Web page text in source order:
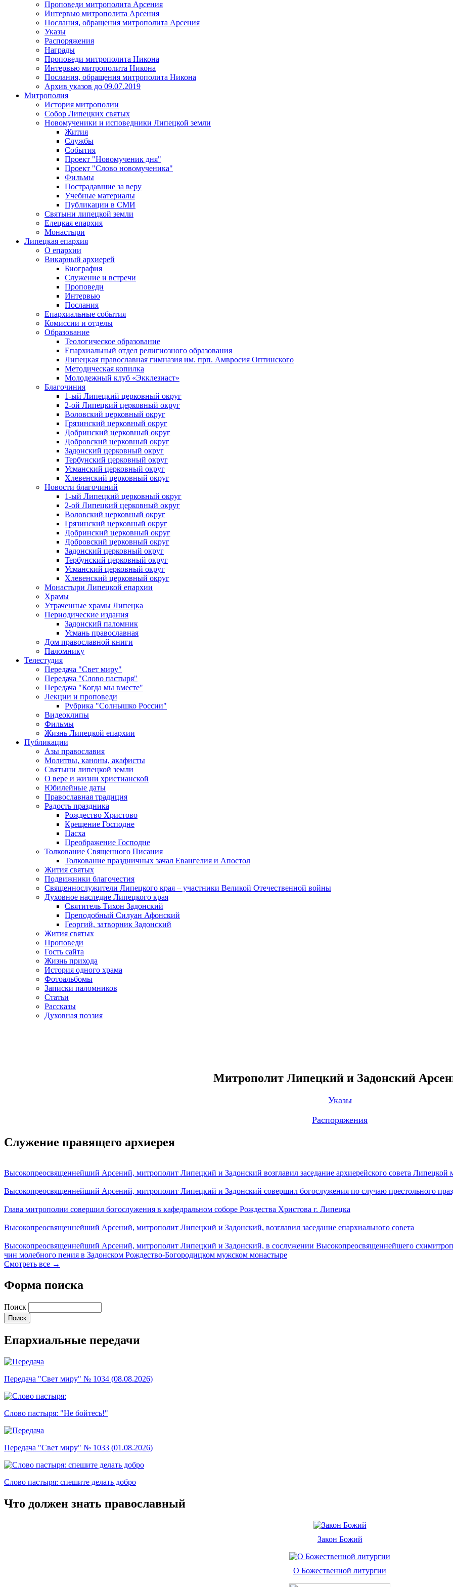
Проповеди митрополита Арсения
Интервью митрополита Арсения
Послания, обращения митрополита Арсения
Указы
Распоряжения
Награды
Проповеди митрополита Никона
Интервью митрополита Никона
Послания, обращения митрополита Никона
Архив указов до 09.07.2019
Митрополия
История митрополии
Собор Липецких святых
Новомученики и исповедники Липецкой земли
Жития
Службы
События
Проект "Новомученик дня"
Проект "Слово новомученика"
Фильмы
Пострадавшие за веру
Учебные материалы
Публикации в СМИ
Святыни липецкой земли
Елецкая епархия
Монастыри
Липецкая епархия
О епархии
Викарный архиерей
Биография
Служение и встречи
Проповеди
Интервью
Послания
Епархиальные события
Комиссии и отделы
Образование
Теологическое образование
Епархиальный отдел религиозного образования
Липецкая православная гимназия им. прп. Амвросия Оптинского
Методическая копилка
Молодежный клуб «Экклезиаст»
Благочиния
1-ый Липецкий церковный округ
2-ой Липецкий церковный округ
Воловский церковный округ
Грязинский церковный округ
Добринский церковный округ
Добровский церковный округ
Задонский церковный округ
Тербунский церковный округ
Усманский церковный округ
Хлевенский церковный округ
Новости благочиний
1-ый Липецкий церковный округ
2-ой Липецкий церковный округ
Воловский церковный округ
Грязинский церковный округ
Добринский церковный округ
Добровский церковный округ
Задонский церковный округ
Тербунский церковный округ
Усманский церковный округ
Хлевенский церковный округ
Монастыри Липецкой епархии
Храмы
Утраченные храмы Липецка
Периодические издания
Задонский паломник
Усмань православная
Дом православной книги
Паломнику
Телестудия
Передача "Свет миру"
Передача "Слово пастыря"
Передача "Когда мы вместе"
Лекции и проповеди
Рубрика "Солнышко России"
Видеоклипы
Фильмы
Жизнь Липецкой епархии
Публикации
Азы православия
Молитвы, каноны, акафисты
Святыни липецкой земли
О вере и жизни христианской
Юбилейные даты
Православная традиция
Радость праздника
Рождество Христово
Крещение Господне
Пасха
Преображение Господне
Толкование Священного Писания
Толкование праздничных зачал Евангелия и Апостол
Жития святых
Подвижники благочестия
Священнослужители Липецкого края – участники Великой Отечественной войны
Духовное наследие Липецкого края
Святитель Тихон Задонский
Преподобный Силуан Афонский
Георгий, затворник Задонский
Жития святых
Проповеди
Гость сайта
Жизнь прихода
История одного храма
Фотоальбомы
Записки паломников
Статьи
Рассказы
Духовная поэзия
Митрополит Липецкий и Задонский
Указы
Распоряжения
Служение правящего архиерея
Высокопреосвященнейший Арсений, митрополит Липецкий и Задонский возглавил заседание архиерейского совета Липецкой
Высокопреосвященнейший Арсений, митрополит Липецкий и Задонский совершил богослужения по случаю престольного
Глава митрополии совершил богослужения в кафедральном соборе Рождества Христова г. Липецка
Высокопреосвященнейший Арсений, митрополит Липецкий и Задонский, возглавил заседание епархиального совета
Высокопреосвященнейший Арсений, митрополит Липецкий и Задонский, в сослужении Высокопреосвященнейшего
чин молебного пения в Задонском Рождество-Богородицком мужском монастыре
Смотреть все →
Форма поиска
Поиск
Епархиальные передачи
Передача "Свет миру" № 1034 (08.08.2026)
Слово пастыря: "Не бойтесь!"
Передача "Свет миру" № 1033 (01.08.2026)
Слово пастыря: спешите делать добро
Что должен знать православный
Закон Божий
О Божественной литургии